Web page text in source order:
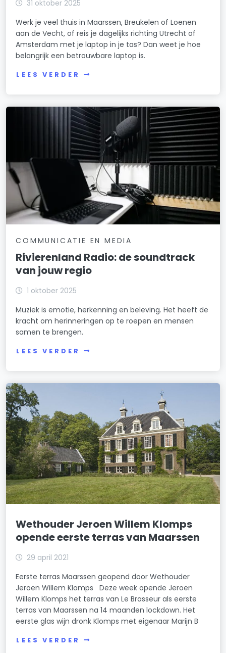
31 oktober 2025
Werk je veel thuis in Maarssen, Breukelen of Loenen
aan de Vecht, of reis je dagelijks richting Utrecht of
Amsterdam met je laptop in je tas? Dan weet je hoe
belangrijk een betrouwbare laptop is.
LEES VERDER
COMMUNICATIE EN MEDIA
Rivierenland Radio: de soundtrack
van jouw regio
1 oktober 2025
Muziek is emotie, herkenning en beleving. Het heeft de
kracht om herinneringen op te roepen en mensen
samen te brengen.
LEES VERDER
Wethouder Jeroen Willem Klomps
opende eerste terras van Maarssen
29 april 2021
Eerste terras Maarssen geopend door Wethouder
Jeroen Willem Klomps Deze week opende Jeroen
Willem Klomps het terras van Le Brasseur als eerste
terras van Maarssen na 14 maanden lockdown. Het
eerste glas wijn dronk Klomps met eigenaar Marijn B
LEES VERDER